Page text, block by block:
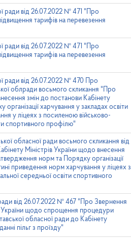
ради від 26.07.2022 № 471 "Про
тарифів на перевезення
ради від 26.07.2022 № 471 "Про
тарифів на перевезення
ради від 26.07.2022 № 470 Про
облради восьмого скликання "Про
змін до постанови Кабінету
харчування у закладах освіти
у ліцеях з посиленою військово-
спортивного профілю"
обласної ради восьмого скликання від
Міністрів України щодо внесення
норм та Порядку організації
приведення норм харчування у ліцеях з
середньої освіти спортивного
ради від 26.07.2022 № 467 "Про Звернення
України щодо спрощення процедури
обласної ради до Кабінету
пільг з проїзду"